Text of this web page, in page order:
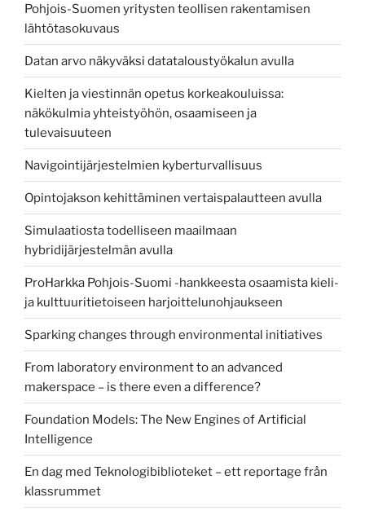
Pohjois-Suomen yritysten teollisen rakentamisen
lähtötasokuvaus
Datan arvo näkyväksi datataloustyökalun avulla
Kielten ja viestinnän opetus korkeakouluissa:
näkökulmia yhteistyöhön, osaamiseen ja
tulevaisuuteen
Navigointijärjestelmien kyberturvallisuus
Opintojakson kehittäminen vertaispalautteen avulla
Simulaatiosta todelliseen maailmaan
hybridijärjestelmän avulla
ProHarkka Pohjois-Suomi -hankkeesta osaamista kieli-
ja kulttuuritietoiseen harjoittelunohjaukseen
Sparking changes through environmental initiatives
From laboratory environment to an advanced
makerspace – is there even a difference?
Foundation Models: The New Engines of Artificial
Intelligence
En dag med Teknologibiblioteket – ett reportage från
klassrummet